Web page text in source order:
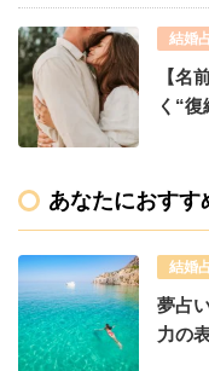
結婚
【名
く“
あなたにおすす
結婚
夢占
力の